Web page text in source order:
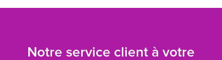
Notre service client à votre